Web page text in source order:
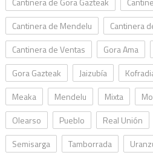
Cantinera de Mendelu
Cantinera
Cantinera de Ventas
Gora Ama
Gora Gazteak
Jaizubía
Meaka
Mendelu Mixta
Olearso
Pueblo Real Unión
Semisarga
Tamborrada